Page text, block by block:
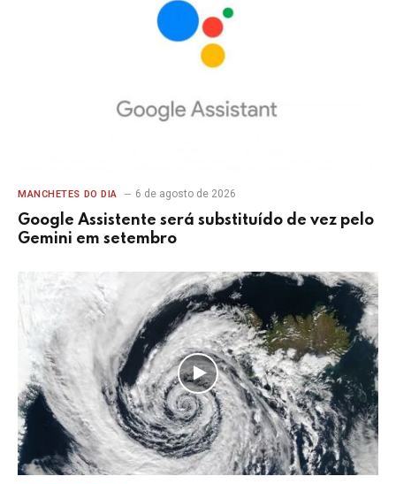
MANCHETES DO DIA 6 de agosto de 2026
Google Assistente será substituído de vez pelo
Gemini em setembro